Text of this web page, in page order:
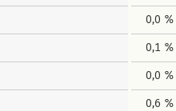
0,0 %
0,1 %
0,0 %
0,6 %